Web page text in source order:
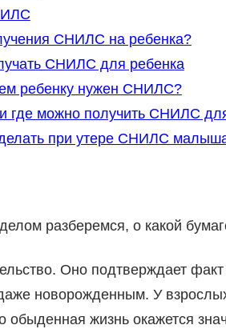
СНИЛС на ребенка?
СНИЛС для ребенка
ребенку нужен СНИЛС?
где можно получить СНИЛС
при утере СНИЛС
разберемся, о какой
Оно подтверждает
новорожденным. У
обыденная жизнь окажется